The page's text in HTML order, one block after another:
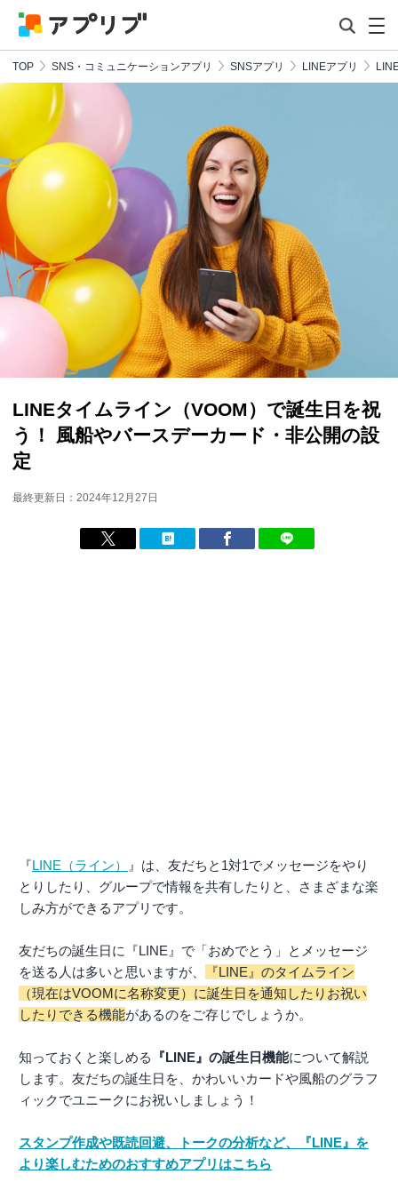
TOP SNS・コミュニケーションアプリ SNSアプリ LINEアプリ
LINEタイムライン（VOOM）で誕生日を祝
う！ 風船やバースデーカード・非公開の設
定
最終更新日：2024年12月27日
『LINE（ライン）
』は、友だちと1対1でメッセージをやり
とりしたり、グループで情報を共有したりと、さまざまな楽
しみ方ができるアプリです。
友だちの誕生日に『LINE』で「おめでとう」とメッセージ
を送る人は多いと思いますが、
『LINE』のタイムライン
（現在はVOOMに名称変更）に誕生日を通知したりお祝い
したりできる機能があるのをご存じでしょうか。
知っておくと楽しめる 『LINE』の誕生日機能について解説
します。友だちの誕生日を、かわいいカードや風船のグラフ
ィックでユニークにお祝いしましょう！
スタンプ作成や既読回避、トークの分析など、『LINE』を
より楽しむためのおすすめアプリはこちら